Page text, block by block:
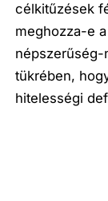
célkitűzések
meghozza-e
népszerűség-
tükrében,
hitelességi